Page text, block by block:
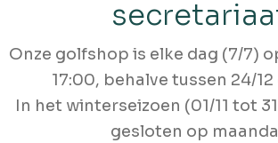
Onze golfshop is elke dag (7/7)
17:00, behalve tussen 24/12
In het winterseizoen (01/11 tot
gesloten op